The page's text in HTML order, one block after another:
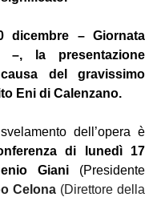
dicembre – Giornata
–, la presentazione
del gravissimo
Eni di Calenzano.
dell’opera è
di lunedì 17
Giani(Presidente
Celona(Direttore della